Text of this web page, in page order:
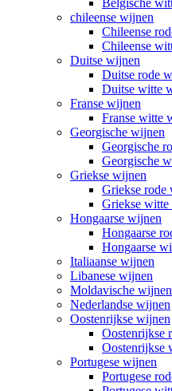
chileense wijnen
Chileense
Chileense
Duitse wijnen
Duitse rode
Duitse witte
Franse wijnen
Franse witte
Georgische wijnen
Georgische
Georgische
Griekse wijnen
Griekse rode
Griekse
Hongaarse wijnen
Hongaarse
Hongaarse
Italiaanse wijnen
Libanese wijnen
Moldavische wijnen
Nederlandse wijnen
Oostenrijkse wijnen
Oostenrijkse
Oostenrijkse
Portugese wijnen
Portugese